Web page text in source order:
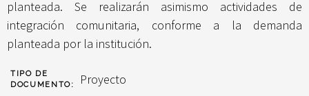
planteada. Se realizarán asimismo actividades de
integración comunitaria, conforme a la demanda
planteada por la institución.
TIPO DE
DOCUMENTO:
Proyecto